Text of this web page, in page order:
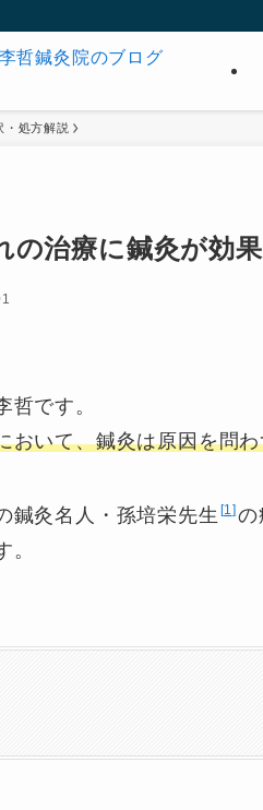
・処方解説
の治療に鍼灸が効
哲です。
おいて、鍼灸は原因を問
鍼灸名人・孫培栄先生 1 の
。